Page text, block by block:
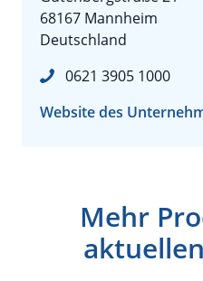
68167 Mannheim
Deutschland
0621 3905 1000
Website des
Mehr